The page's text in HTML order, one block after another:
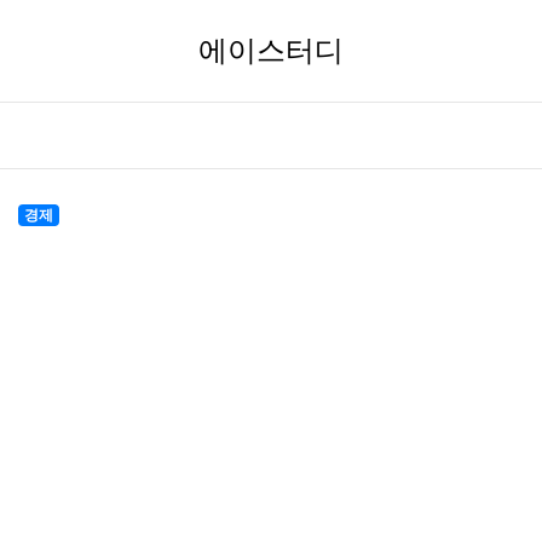
에이스터디
경제